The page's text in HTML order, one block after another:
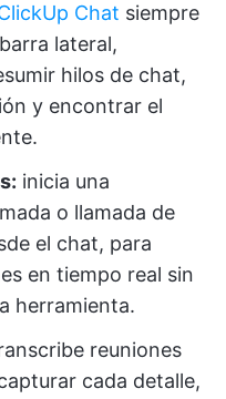
Chat siempre
lateral,
hilos de chat,
y encontrar el
inicia una
o llamada de
el chat, para
en tiempo real sin
herramienta.
reuniones
cada detalle,